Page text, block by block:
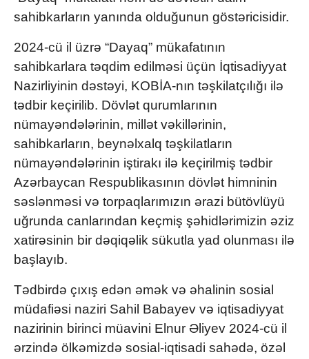
sahibkarların yanında olduğunun göstəricisidir.
2024-cü il üzrə “Dayaq” mükafatının
sahibkarlara təqdim edilməsi üçün İqtisadiyyat
Nazirliyinin dəstəyi, KOBİA-nın təşkilatçılığı ilə
tədbir keçirilib. Dövlət qurumlarının
nümayəndələrinin, millət vəkillərinin,
sahibkarların, beynəlxalq təşkilatların
nümayəndələrinin iştirakı ilə keçirilmiş tədbir
Azərbaycan Respublikasının dövlət himninin
səslənməsi və torpaqlarımızın ərazi bütövlüyü
uğrunda canlarından keçmiş şəhidlərimizin əziz
xatirəsinin bir dəqiqəlik sükutla yad olunması ilə
başlayıb.
Tədbirdə çıxış edən əmək və əhalinin sosial
müdafiəsi naziri Sahil Babayev və iqtisadiyyat
nazirinin birinci müavini Elnur Əliyev 2024-cü il
ərzində ölkəmizdə sosial-iqtisadi sahədə, özəl